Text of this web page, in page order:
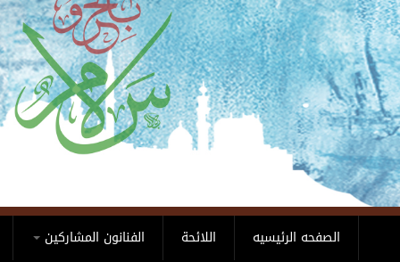
الفنانون المشاركين اللائحة الصفحه الرئيسيه